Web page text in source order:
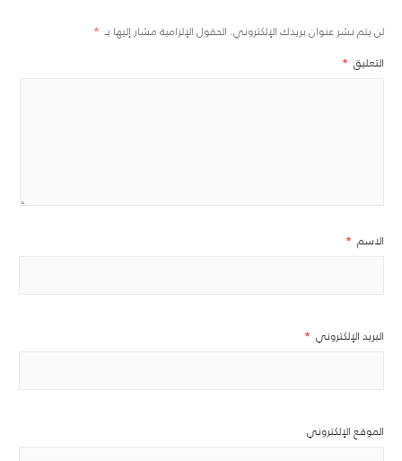
لن يتم نشر عنوان بريدك الإلكتروني. الحقول الإلزامية مشار إليها بـ *
التعليق *
الاسم *
البريد الإلكتروني *
الموقع الإلكتروني